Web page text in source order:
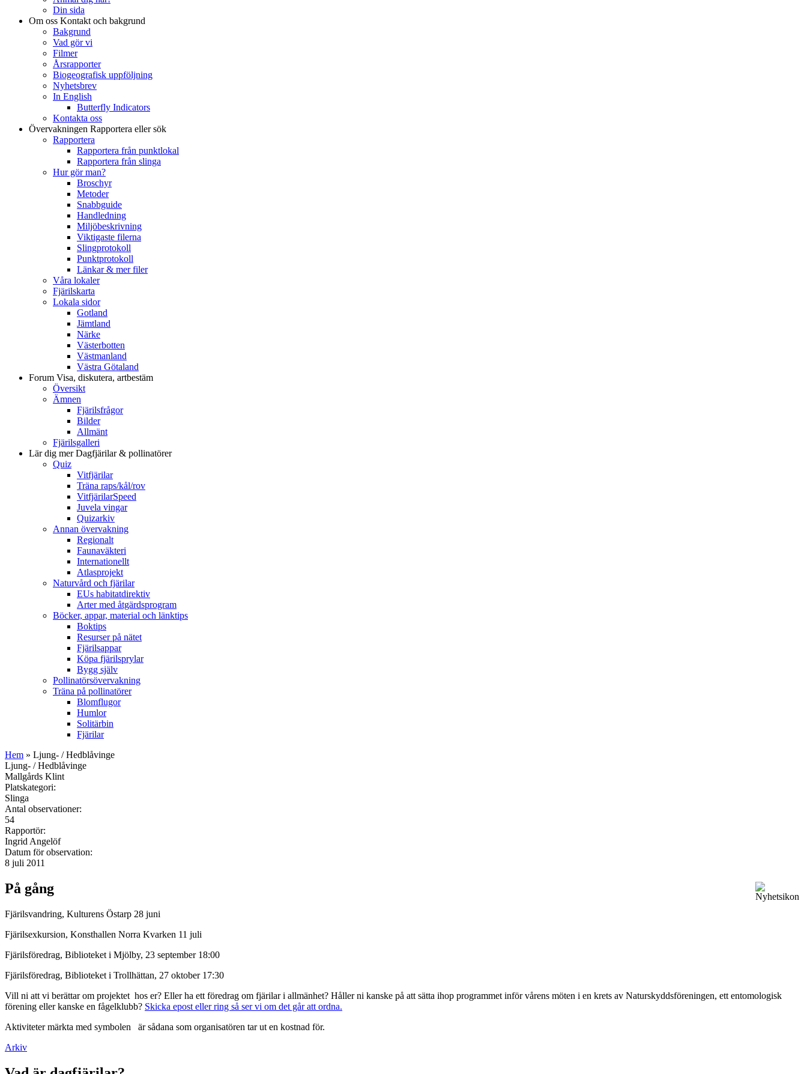
Din sida
Om oss Kontakt och bakgrund
Bakgrund
Vad gör vi
Filmer
Årsrapporter
Biogeografisk uppföljning
Nyhetsbrev
In English
Butterfly Indicators
Kontakta oss
Övervakningen Rapportera eller sök
Rapportera
Rapportera från punktlokal
Rapportera från slinga
Hur gör man?
Broschyr
Metoder
Snabbguide
Handledning
Miljöbeskrivning
Viktigaste filerna
Slingprotokoll
Punktprotokoll
Länkar & mer filer
Våra lokaler
Fjärilskarta
Lokala sidor
Gotland
Jämtland
Närke
Västerbotten
Västmanland
Västra Götaland
Forum Visa, diskutera, artbestäm
Översikt
Ämnen
Fjärilsfrågor
Bilder
Allmänt
Fjärilsgalleri
Lär dig merDagfjärilar & pollinatörer
Quiz
Vitfjärilar
Träna raps/kål/rov
VitfjärilarSpeed
Juvela vingar
Quizarkiv
Annan övervakning
Regionalt
Faunaväkteri
Internationellt
Atlasprojekt
Naturvård och fjärilar
EUs habitatdirektiv
Arter med åtgärdsprogram
Böcker, appar, material och länktips
Boktips
Resurser på nätet
Fjärilsappar
Köpa fjärilsprylar
Bygg själv
Pollinatörsövervakning
Träna på pollinatörer
Blomflugor
Humlor
Solitärbin
Fjärilar
Hem » Ljung- / Hedblåvinge
Ljung- / Hedblåvinge
Mallgårds Klint
Platskategori:
Slinga
Antal observationer:
54
Rapportör:
Ingrid Angelöf
Datum för observation:
8 juli 2011
På gång
Fjärilsvandring, Kulturens Östarp 28 juni
Fjärilsexkursion, Konsthallen Norra Kvarken 11 juli
Fjärilsföredrag, Biblioteket i Mjölby, 23 september 18:00
Fjärilsföredrag, Biblioteket i Trollhättan, 27 oktober 17:30
Vill ni att vi berättar om projektet hos er? Eller ha ett föredrag om fjärilar i allmänhet? Håller ni kanske på att sätta ihop programmet inför vårens möten i en krets av Naturskyddsföreningen, ett entomologisk
förening eller kanske en fågelklubb? Skicka epost eller ring så ser vi om det går att ordna.
Aktiviteter märkta med symbolen
är sådana som organisatören tar ut en kostnad för.
Arkiv